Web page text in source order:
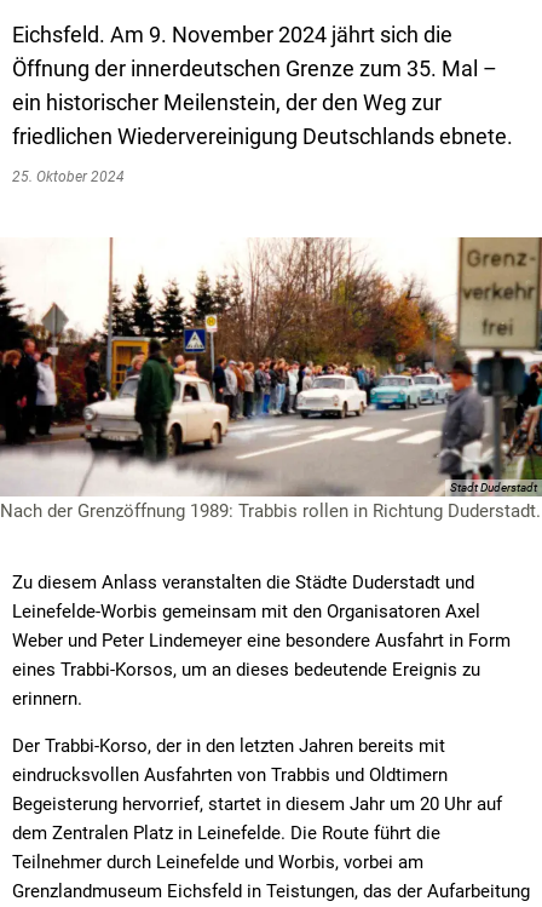
Eichsfeld. Am 9. November 2024 jährt sich die
Öffnung der innerdeutschen Grenze zum 35. Mal –
ein historischer Meilenstein, der den Weg zur
friedlichen Wiedervereinigung Deutschlands ebnete.
25. Oktober 2024
Stadt Duderstadt
Nach der Grenzöffnung 1989: Trabbis rollen in Richtung Duderstadt.
Zu diesem Anlass veranstalten die Städte Duderstadt und
Leinefelde-Worbis gemeinsam mit den Organisatoren Axel
Weber und Peter Lindemeyer eine besondere Ausfahrt in Form
eines Trabbi-Korsos, um an dieses bedeutende Ereignis zu
erinnern.
Der Trabbi-Korso, der in den letzten Jahren bereits mit
eindrucksvollen Ausfahrten von Trabbis und Oldtimern
Begeisterung hervorrief, startet in diesem Jahr um 20 Uhr auf
dem Zentralen Platz in Leinefelde. Die Route führt die
Teilnehmer durch Leinefelde und Worbis, vorbei am
Grenzlandmuseum Eichsfeld in Teistungen, das der Aufarbeitung